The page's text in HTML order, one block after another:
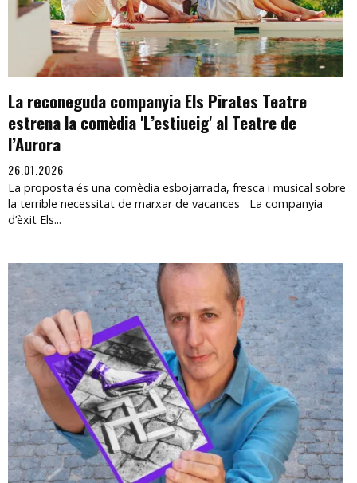
La reconeguda companyia Els Pirates Teatre
estrena la comèdia 'L’estiueig' al Teatre de
l’Aurora
26.01.2026
La proposta és una comèdia esbojarrada, fresca i musical sobre
la terrible necessitat de marxar de vacances La companyia
d’èxit Els...